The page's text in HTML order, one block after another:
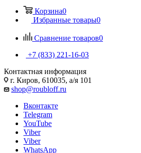
Корзина0
Избранные товары0
Сравнение товаров0
+7 (833) 221-16-03
Контактная информация
г. Киров, 610035, а/я 101
shop@roubloff.ru
Вконтакте
Telegram
YouTube
Viber
Viber
WhatsApp